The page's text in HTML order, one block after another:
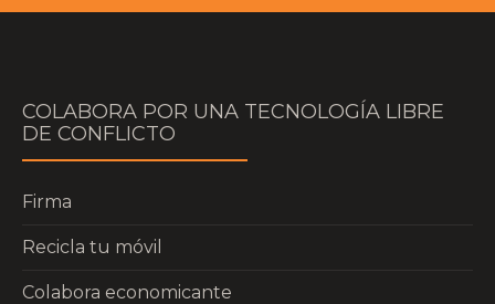
COLABORA POR UNA TECNOLOGÍA LIBRE
DE CONFLICTO
Firma
Recicla tu móvil
Colabora economicante